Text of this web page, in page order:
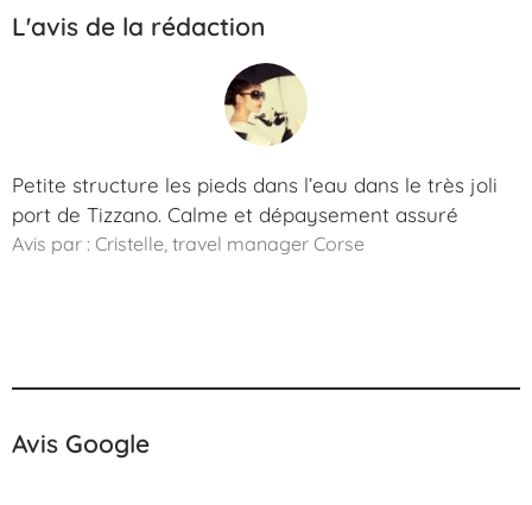
L'avis de la rédaction
Petite structure les pieds dans l’eau dans le très joli
port de Tizzano. Calme et dépaysement assuré
Avis par : Cristelle, travel manager Corse
Avis Google